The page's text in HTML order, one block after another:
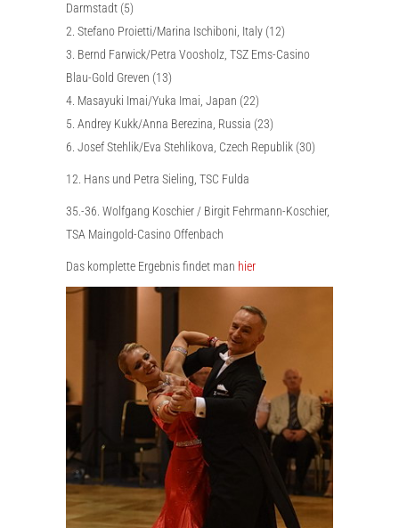
Darmstadt (5)
2. Stefano Proietti/Marina Ischiboni, Italy (12)
3. Bernd Farwick/Petra Voosholz, TSZ Ems-Casino
Blau-Gold Greven (13)
4. Masayuki Imai/Yuka Imai, Japan (22)
5. Andrey Kukk/Anna Berezina, Russia (23)
6. Josef Stehlik/Eva Stehlikova, Czech Republik (30)
12. Hans und Petra Sieling, TSC Fulda
35.-36. Wolfgang Koschier / Birgit Fehrmann-Koschier,
TSA Maingold-Casino Offenbach
Das komplette Ergebnis findet man hier